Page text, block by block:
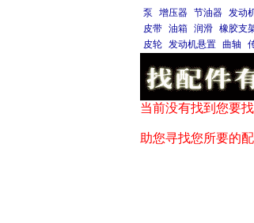
泵
增压器 节油器 发动
皮带 油箱 润滑 橡胶支
皮轮 发动机悬置 曲轴
当前没有找到您要
助您寻找您所要的